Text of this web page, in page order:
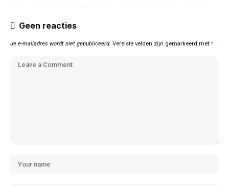
Geen reacties
Je e-mailadres wordt niet gepubliceerd. Vereiste velden zijn gemarkeerd met *